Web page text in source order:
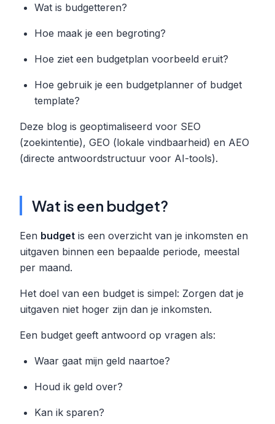
Wat is budgetteren?
Hoe maak je een begroting?
Hoe ziet een budgetplan voorbeeld eruit?
Hoe gebruik je een budgetplanner of budget
template?
Deze blog is geoptimaliseerd voor SEO
(zoekintentie), GEO (lokale vindbaarheid) en AEO
(directe antwoordstructuur voor AI-tools).
Wat is een budget?
Een budget is een overzicht van je inkomsten en
uitgaven binnen een bepaalde periode, meestal
per maand.
Het doel van een budget is simpel: Zorgen dat je
uitgaven niet hoger zijn dan je inkomsten.
Een budget geeft antwoord op vragen als:
Waar gaat mijn geld naartoe?
Houd ik geld over?
Kan ik sparen?